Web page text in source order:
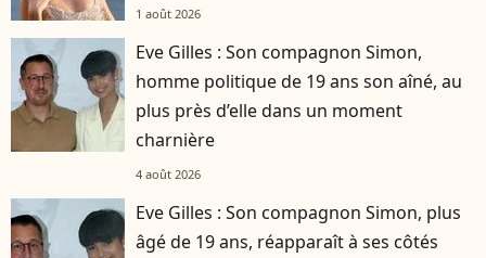
1 août 2026
Eve Gilles : Son compagnon Simon,
homme politique de 19 ans son aîné, au
plus près d’elle dans un moment
charnière
4 août 2026
Eve Gilles : Son compagnon Simon, plus
âgé de 19 ans, réapparaît à ses côtés